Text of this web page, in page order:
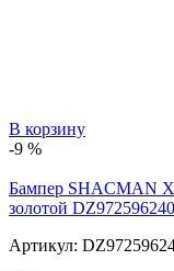
В корзину
-9 %
Бампер SHACMAN
золотой
Артикул: